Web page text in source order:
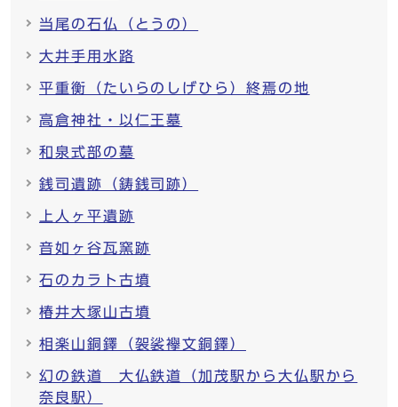
当尾の石仏（とうの）
大井手用水路
平重衡（たいらのしげひら）終焉の地
高倉神社・以仁王墓
和泉式部の墓
銭司遺跡（鋳銭司跡）
上人ヶ平遺跡
音如ヶ谷瓦窯跡
石のカラト古墳
椿井大塚山古墳
相楽山銅鐸（袈裟襷文銅鐸）
幻の鉄道 大仏鉄道（加茂駅から大仏駅から
奈良駅）